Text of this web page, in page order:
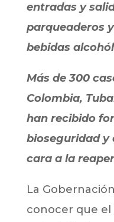
entradas y
parqueaderos
bebidas
Más de 300
Colombia,
han recibido
bioseguridad y
cara a la
La
conocer que el